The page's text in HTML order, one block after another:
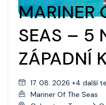
MARINER
SEAS – 5
ZÁPADNÍ
17. 08. 2026 +4 další
Mariner Of The Seas